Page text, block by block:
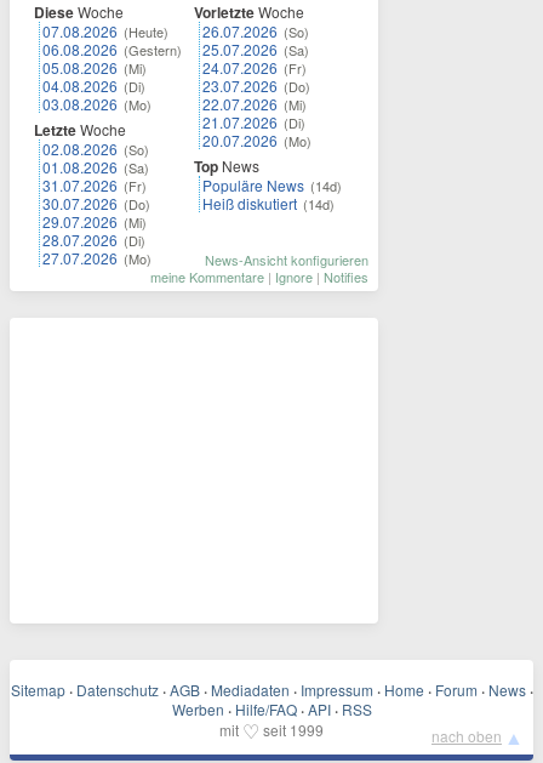
DieseWoche
07.08.2026 (Heute)
06.08.2026 (Gestern)
05.08.2026 (Mi)
04.08.2026 (Di)
03.08.2026 (Mo)
LetzteWoche
02.08.2026 (So)
01.08.2026 (Sa)
31.07.2026 (Fr)
30.07.2026 (Do)
29.07.2026 (Mi)
28.07.2026 (Di)
27.07.2026 (Mo)
VorletzteWoche
26.07.2026 (So)
25.07.2026 (Sa)
24.07.2026 (Fr)
23.07.2026 (Do)
22.07.2026 (Mi)
21.07.2026 (Di)
20.07.2026 (Mo)
Top News
Populäre News (14d)
Heiß diskutiert (14d)
News-Ansicht konfigurieren
meine Kommentare | Ignore | Notifies
Sitemap · Datenschutz · AGB · Mediadaten · Impressum · Home · Forum · News ·
Werben · Hilfe/FAQ · API · RSS
mit ♡ seit 1999 nach oben ▲